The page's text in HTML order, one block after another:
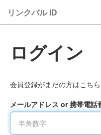
リンクバル ID
ログイン
会員登録がまだの方はこちら
メールアドレス or 携帯電話